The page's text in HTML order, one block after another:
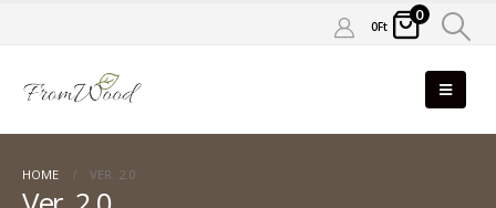
0Ft
0
HOME VER. 2.0